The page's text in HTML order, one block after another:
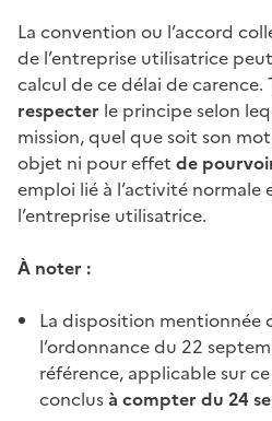
La convention ou l’accord
de l’entreprise utilisatrice peut
calcul de cedélai de carence.
respecter le principe selon
mission, quel que soit son
objet ni pour effet de
emploi lié à l’activité
l’entreprise utilisatrice.
À noter :
La disposition mentionnée
l’ordonnance du 22
référence, applicable sur
conclusà compter du 24